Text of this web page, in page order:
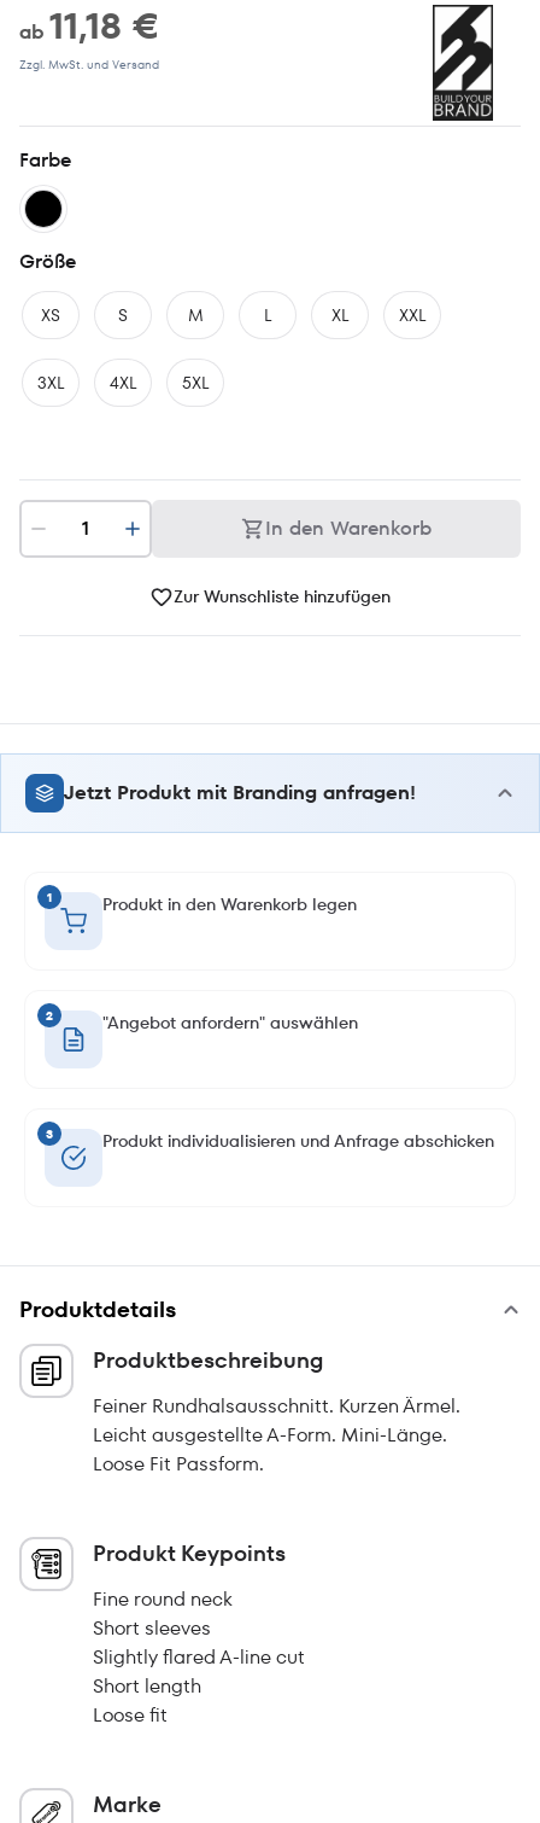
ab 11,18 €
Zzgl. MwSt. und Versand
Farbe
Größe
XS S M L XL XXL
3XL 4XL 5XL
In den Warenkorb
Zur Wunschliste hinzufügen
Jetzt Produkt mit Branding anfragen!
1 Produkt in den Warenkorb legen
2 "Angebot anfordern" auswählen
3 Produkt individualisieren und Anfrage abschicken
Produktdetails
Produktbeschreibung
Feiner Rundhalsausschnitt. Kurzen Ärmel.
Leicht ausgestellte A-Form. Mini-Länge.
Loose Fit Passform.
Produkt Keypoints
Fine round neck
Short sleeves
Slightly flared A-line cut
Short length
Loose fit
Marke